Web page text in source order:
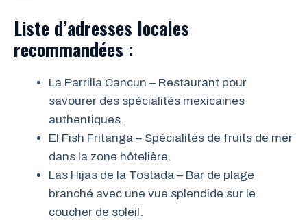
Liste d’adresses locales
recommandées :
La Parrilla Cancun – Restaurant pour
savourer des spécialités mexicaines
authentiques.
El Fish Fritanga – Spécialités de fruits de mer
dans la zone hôtelière.
Las Hijas de la Tostada – Bar de plage
branché avec une vue splendide sur le
coucher de soleil.